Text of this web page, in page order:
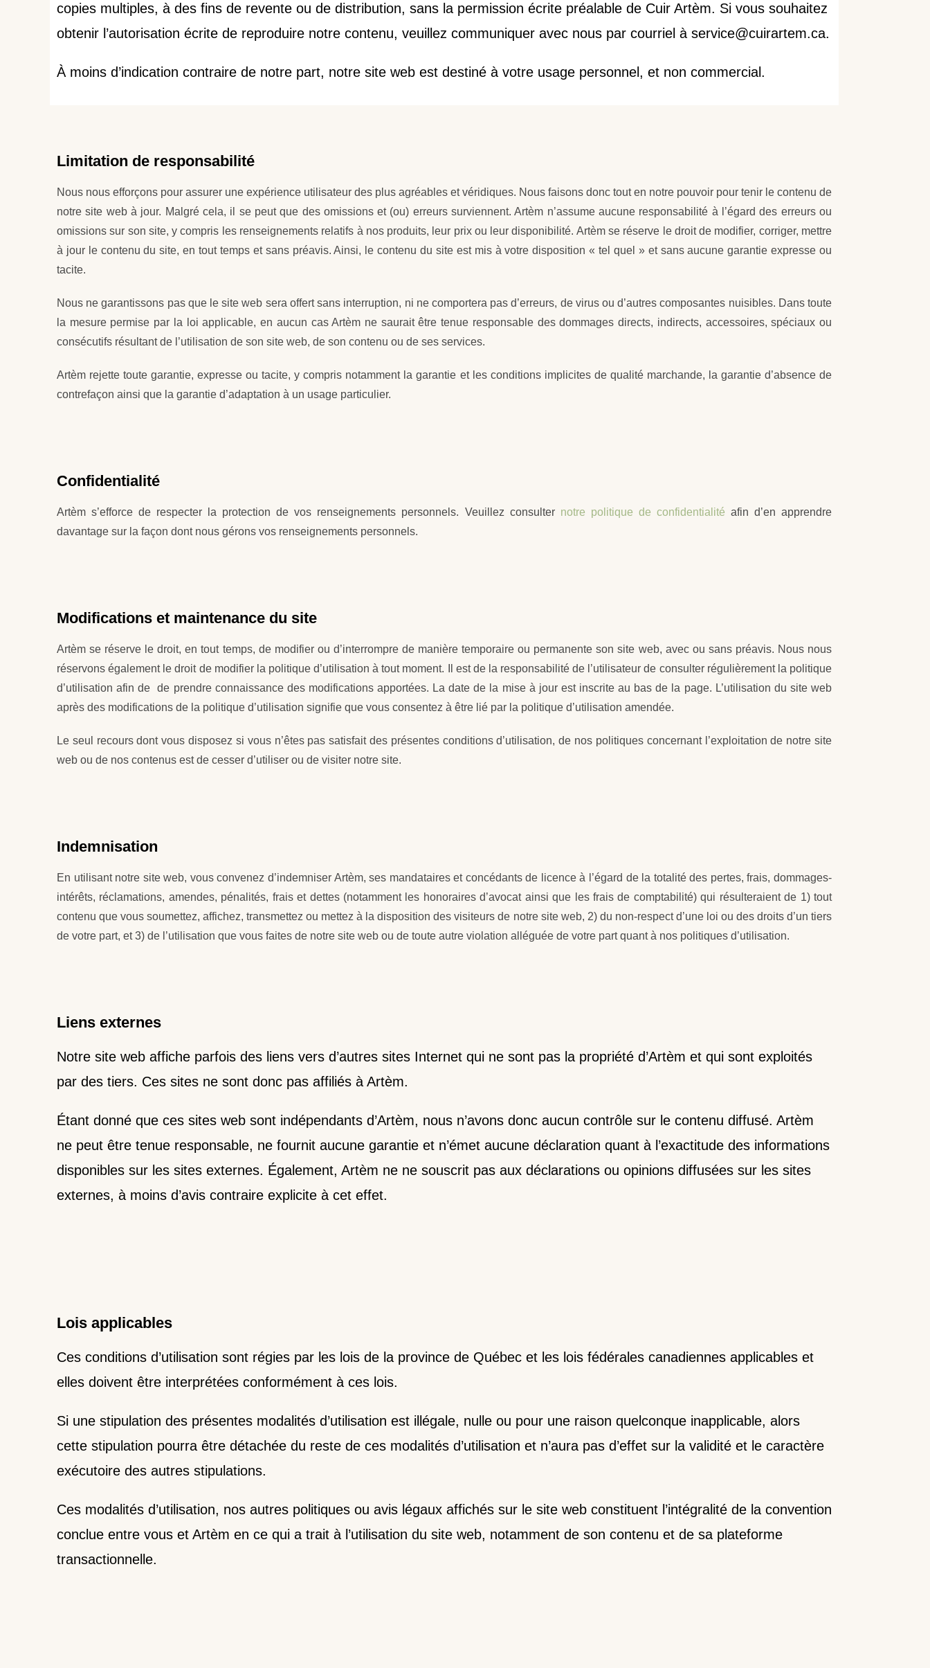
copies multiples, à des fins de revente ou de distribution, sans la permission écrite préalable de Cuir Artèm. Si vous souhaitez
obtenir l’autorisation écrite de reproduire notre contenu, veuillez communiquer avec nous par courriel à service@cuirartem.ca.
À moins d’indication contraire de notre part, notre site web est destiné à votre usage personnel, et non commercial.
Limitation de responsabilité
Nous nous efforçons pour assurer une expérience utilisateur des plus agréables et véridiques. Nous faisons donc tout en notre pouvoir pour tenir le contenu de
notre site web à jour. Malgré cela, il se peut que des omissions et (ou) erreurs surviennent. Artèm n’assume aucune responsabilité à l’égard des erreurs ou
omissions sur son site, y compris les renseignements relatifs à nos produits, leur prix ou leur disponibilité. Artèm se réserve le droit de modifier, corriger, mettre
à jour le contenu du site, en tout temps et sans préavis. Ainsi, le contenu du site est mis à votre disposition « tel quel » et sans aucune garantie expresse ou
tacite.
Nous ne garantissons pas que le site web sera offert sans interruption, ni ne comportera pas d’erreurs, de virus ou d’autres composantes nuisibles. Dans toute
la mesure permise par la loi applicable, en aucun cas Artèm ne saurait être tenue responsable des dommages directs, indirects, accessoires, spéciaux ou
consécutifs résultant de l’utilisation de son site web, de son contenu ou de ses services.
Artèm rejette toute garantie, expresse ou tacite, y compris notamment la garantie et les conditions implicites de qualité marchande, la garantie d’absence de
contrefaçon ainsi que la garantie d’adaptation à un usage particulier.
Confidentialité
Artèm s’efforce de respecter la protection de vos renseignements personnels. Veuillez consulter notre politique de confidentialité afin d’en apprendre
davantage sur la façon dont nous gérons vos renseignements personnels.
Modifications et maintenance du site
Artèm se réserve le droit, en tout temps, de modifier ou d’interrompre de manière temporaire ou permanente son site web, avec ou sans préavis. Nous nous
réservons également le droit de modifier la politique d’utilisation à tout moment. Il est de la responsabilité de l’utilisateur de consulter régulièrement la politique
d’utilisation afin de de prendre connaissance des modifications apportées. La date de la mise à jour est inscrite au bas de la page. L’utilisation du site web
après des modifications de la politique d’utilisation signifie que vous consentez à être lié par la politique d’utilisation amendée.
Le seul recours dont vous disposez si vous n’êtes pas satisfait des présentes conditions d’utilisation, de nos politiques concernant l’exploitation de notre site
web ou de nos contenus est de cesser d’utiliser ou de visiter notre site.
Indemnisation
En utilisant notre site web, vous convenez d’indemniser Artèm, ses mandataires et concédants de licence à l’égard de la totalité des pertes, frais, dommages-
intérêts, réclamations, amendes, pénalités, frais et dettes (notamment les honoraires d’avocat ainsi que les frais de comptabilité) qui résulteraient de 1) tout
contenu que vous soumettez, affichez, transmettez ou mettez à la disposition des visiteurs de notre site web, 2) du non-respect d’une loi ou des droits d’un tiers
de votre part, et 3) de l’utilisation que vous faites de notre site web ou de toute autre violation alléguée de votre part quant à nos politiques d’utilisation.
Liens externes
Notre site web affiche parfois des liens vers d’autres sites Internet qui ne sont pas la propriété d’Artèm et qui sont exploités
par des tiers. Ces sites ne sont donc pas affiliés à Artèm.
Étant donné que ces sites web sont indépendants d’Artèm, nous n’avons donc aucun contrôle sur le contenu diffusé. Artèm
ne peut être tenue responsable, ne fournit aucune garantie et n’émet aucune déclaration quant à l’exactitude des informations
disponibles sur les sites externes. Également, Artèm ne ne souscrit pas aux déclarations ou opinions diffusées sur les sites
externes, à moins d’avis contraire explicite à cet effet.
Lois applicables
Ces conditions d’utilisation sont régies par les lois de la province de Québec et les lois fédérales canadiennes applicables et
elles doivent être interprétées conformément à ces lois.
Si une stipulation des présentes modalités d’utilisation est illégale, nulle ou pour une raison quelconque inapplicable, alors
cette stipulation pourra être détachée du reste de ces modalités d’utilisation et n’aura pas d’effet sur la validité et le caractère
exécutoire des autres stipulations.
Ces modalités d’utilisation, nos autres politiques ou avis légaux affichés sur le site web constituent l’intégralité de la convention
conclue entre vous et Artèm en ce qui a trait à l’utilisation du site web, notamment de son contenu et de sa plateforme
transactionnelle.